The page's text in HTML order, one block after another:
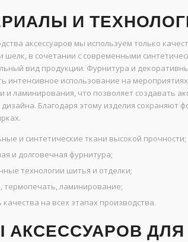
И
аксессуаров мы используем только
шелк, в сочетании с современными
вид продукции. Фурнитура и
интенсивное использование на
и ламинирования, что позволяет создавать
Благодаря этому изделия сохраняют
и синтетические ткани высокой прочности;
и долговечная фурнитура;
технологии шитья и отделки;
термопечать, ламинирование;
качества на всех этапах производства.
АКСЕССУАРОВ